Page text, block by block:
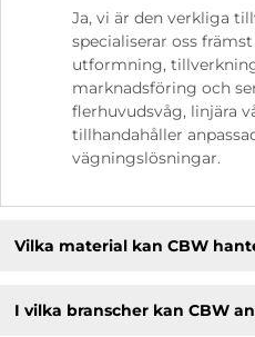
Ja, vi är den verkliga
specialiserar oss
utformning,
marknadsföring och
flerhuvudsvåg, linjära
tillhandahåller
vägningslösningar.
Vilka material kan CBW
I vilka branscher kan CBW